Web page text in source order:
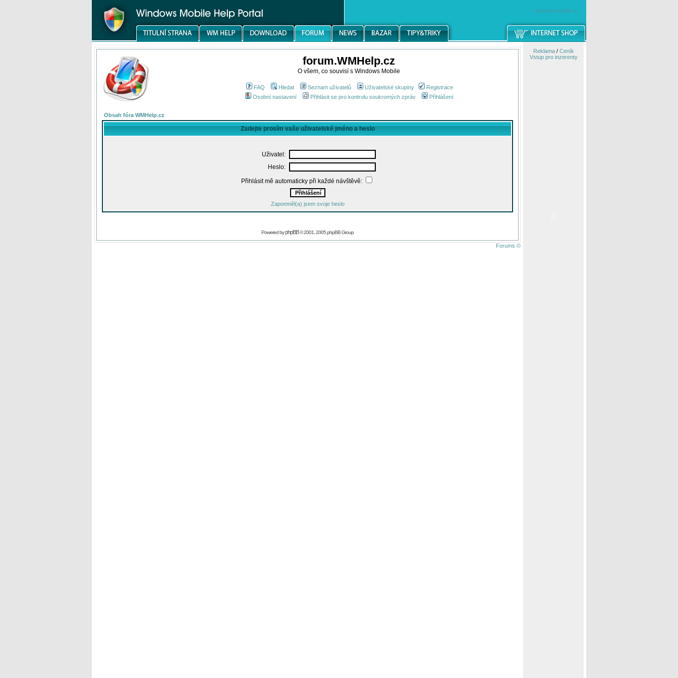
windowsmobile.cz
forum.WMHelp.cz
O všem, co souvisí s Windows Mobile
FAQ Hledat Seznam uživatelů Uživatelské skupiny
Registrace
Osobní nastavení
Přihlásit se pro kontrolu soukromých zpráv Přihlášení
Obsah fóra WMHelp.cz
Zadejte prosím vaše uživatelské jméno a heslo
Uživatel:
Heslo:
Přihlásit mě automaticky při každé návštěvě:
Zapomněl(a) jsem svoje heslo
Powered byphpBB© 2001, 2005 phpBB Group
Forums ©
Reklama/ Ceník
Vstup pro inzerenty